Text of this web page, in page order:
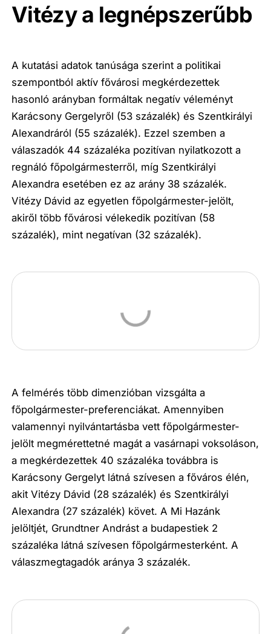
Vitézy a legnépszerűbb
A kutatási adatok tanúsága szerint a politikai
szempontból aktív fővárosi megkérdezettek
hasonló arányban formáltak negatív véleményt
Karácsony Gergelyről (53 százalék) és Szentkirályi
Alexandráról (55 százalék). Ezzel szemben a
válaszadók 44 százaléka pozitívan nyilatkozott a
regnáló főpolgármesterről, míg Szentkirályi
Alexandra esetében ez az arány 38 százalék.
Vitézy Dávid az egyetlen főpolgármester-jelölt,
akiről több fővárosi vélekedik pozitívan (58
százalék), mint negatívan (32 százalék).
A felmérés több dimenzióban vizsgálta a
főpolgármester-preferenciákat. Amennyiben
valamennyi nyilvántartásba vett főpolgármester-
jelölt megmérettetné magát a vasárnapi voksoláson,
a megkérdezettek 40 százaléka továbbra is
Karácsony Gergelyt látná szívesen a főváros élén,
akit Vitézy Dávid (28 százalék) és Szentkirályi
Alexandra (27 százalék) követ. A Mi Hazánk
jelöltjét, Grundtner Andrást a budapestiek 2
százaléka látná szívesen főpolgármesterként. A
válaszmegtagadók aránya 3 százalék.